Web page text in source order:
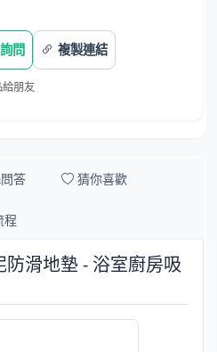
問 複製連結
朋友
答 猜你喜歡
程
防滑地墊 - 浴室廚房吸